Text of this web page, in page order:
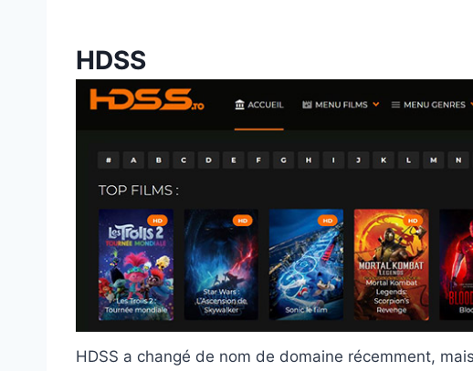
HDSS
HDSS a changé de nom de domaine récemment,